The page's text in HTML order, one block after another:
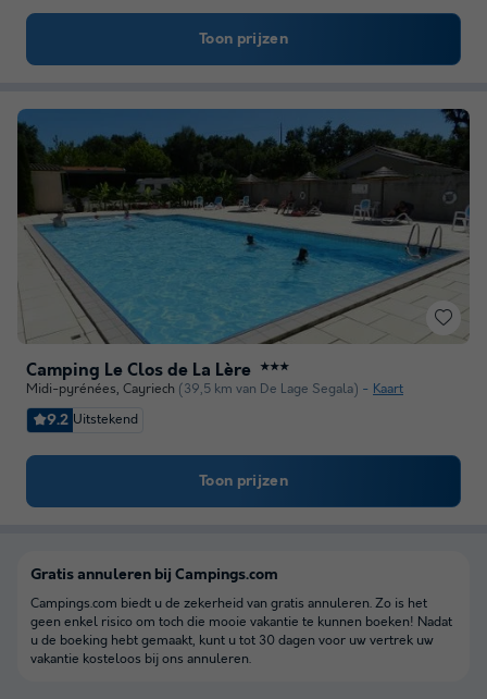
Toon prijzen
Camping Le Clos de La Lère ★★★
Midi-pyrénées, Cayriech (39,5 km van De Lage Segala) Kaart
9.2 Uitstekend
Toon prijzen
Gratis annuleren bij Campings.com
Campings.com biedt u de zekerheid van gratis annuleren. Zo is het
geen enkel risico om toch die mooie vakantie te kunnen boeken! Nadat
u de boeking hebt gemaakt, kunt u tot 30 dagen voor uw vertrek uw
vakantie kosteloos bij ons annuleren.